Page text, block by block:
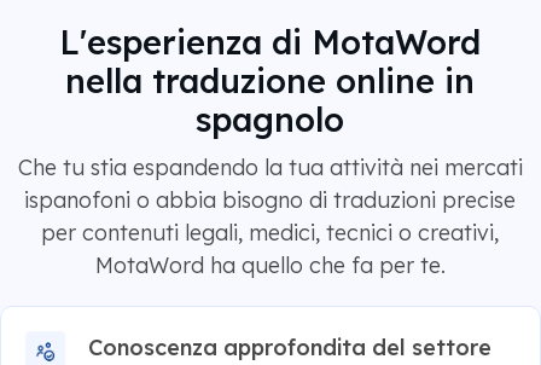
L'esperienza di MotaWord
nella traduzione online in
spagnolo
Che tu stia espandendo la tua attività nei mercati
ispanofoni o abbia bisogno di traduzioni precise
per contenuti legali, medici, tecnici o creativi,
MotaWord ha quello che fa per te.
Conoscenza approfondita del settore